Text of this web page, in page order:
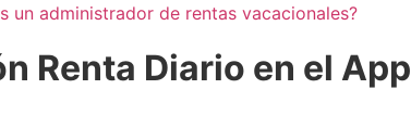
un administrador de rentas vacacionales?
Renta Diario en el App